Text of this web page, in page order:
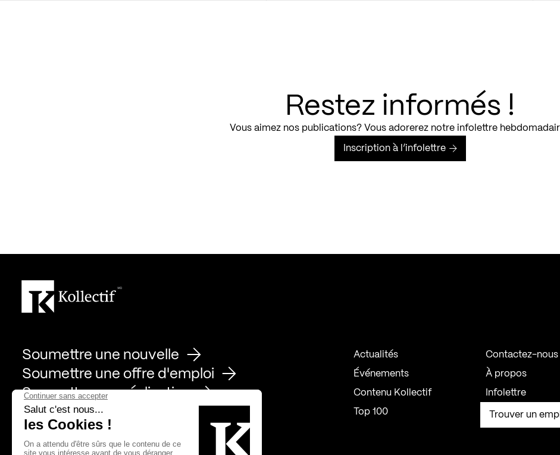
Restez informés !
Vous aimez nos publications? Vous adorerez notre infolettre
Inscription à l’infolettre
Soumettre une nouvelle
Soumettre une offre d'emploi
Soumettre une réalisation
Actualités
Événements
Contenu Kollectif
Top 100
Contactez-nous
À propos
Infolettre
Trouver un